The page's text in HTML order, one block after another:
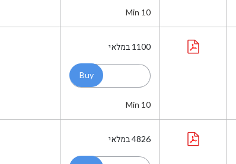
Min 10
1100 במלאי
Min 10
4826 במלאי